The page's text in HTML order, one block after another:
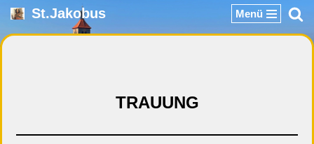
Zum
St.Jakobus Menü
TRAUUNG